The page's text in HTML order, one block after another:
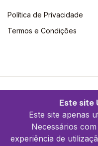
Este site
Este site apenas
Necessários
experiência de
Política de Privacidade
Termos e Condições
©2026 Quimera.